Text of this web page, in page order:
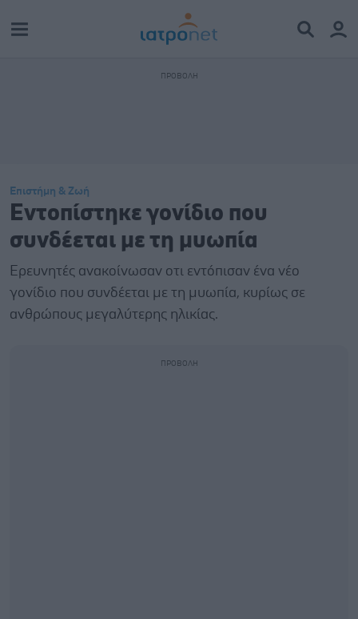
Επιστήμη & Ζωή
Εντοπίστηκε γονίδιο που
συνδέεται με τη μυωπία
Ερευνητές ανακοίνωσαν οτι εντόπισαν ένα νέο
γονίδιο που συνδέεται με τη μυωπία, κυρίως σε
ανθρώπους μεγαλύτερης ηλικίας.